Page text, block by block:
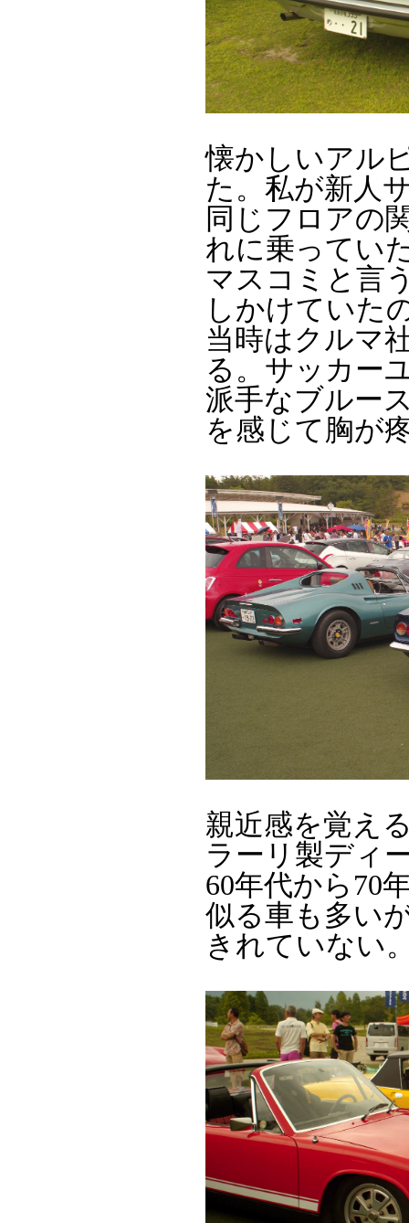
懐かしいアル
た。私が新人
同じフロアの
れに乗ってい
マスコミと言
しかけていた
当時はクルマ
る。サッカー
派手なブルー
を感じて胸が
親近感を覚え
ラーリ製ディ
60年代から70
似る車も多い
きれていない